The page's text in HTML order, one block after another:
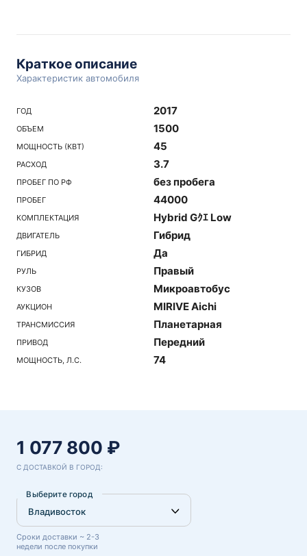
Краткое описание
Характеристик автомобиля
ГОД 2017
ОБЪЕМ 1500
МОЩНОСТЬ (КВТ) 45
РАСХОД 3.7
ПРОБЕГ ПО РФ без пробега
ПРОБЕГ 44000
КОМПЛЕКТАЦИЯ Hybrid Gｸｴ Low
ДВИГАТЕЛЬ Гибрид
ГИБРИД Да
РУЛЬ Правый
КУЗОВ Микроавтобус
АУКЦИОН MIRIVE Aichi
ТРАНСМИССИЯ Планетарная
ПРИВОД Передний
МОЩНОСТЬ, Л.С. 74
1 077 800 ₽
С ДОСТАВКОЙ В ГОРОД:
Выберите город
Сроки доставки ~ 2-3
недели после покупки